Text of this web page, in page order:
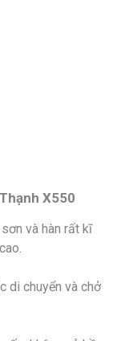
X550
và hàn rất kĩ
di chuyển và chở